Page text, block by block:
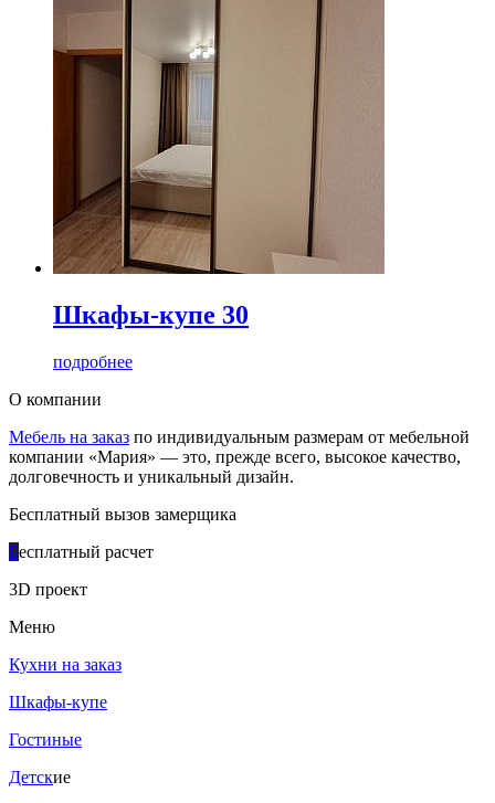
Шкафы-купе 30
подробнее
О компании
Мебель на заказ по индивидуальным размерам от мебельной
компании «Мария» — это, прежде всего, высокое качество,
долговечность и уникальный дизайн.
Бесплатный вызов замерщика
Бесплатный расчет
3D проект
Меню
Кухни на заказ
Шкафы-купе
Гостиные
Детские